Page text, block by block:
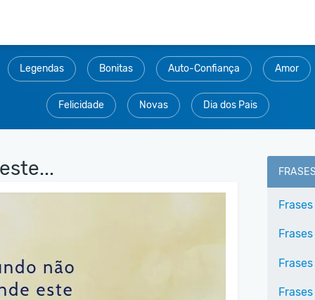
Legendas Bonitas Auto-Confiança Amor
Felicidade Novas Dia dos Pais